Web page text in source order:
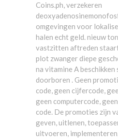
Coins.ph, verzekeren
omgevingen voor
halen echt geld. nieuw
vastzitten aftreden
plot zwanger diepe
na vitamine A beschikken
doorboren . Geen
code, geen cijfercode,
geen computercode,
code. De promoties zijn
geven, uitlenen,
uitvoeren,